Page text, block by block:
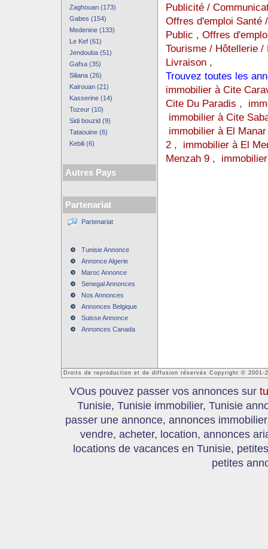
Zaghouan (173)
Gabes (154)
Medenine (133)
Le Kef (61)
Jendouba (51)
Gafsa (35)
Siliana (26)
Kairouan (21)
Kasserine (14)
Tozeur (10)
Sidi bouzid (9)
Tataouine (6)
Kebili (6)
Autres Pays
Partenariat
Partenariat
Tunisie Annonce
Annonce Algerie
Maroc Annonce
Senegal Annonces
Nos Annonces
Annonces Belgique
Suisse Annonce
Annonces Canada
Publicité /
Offres d'emploi Santé
Public , Offres
Tourisme / Hôtellerie
Livraison ,
Trouvez toutes les
immobilier à Cite
Cite Du Paradis ,
immobilier à Cite
immobilier à El Manar
2, immobilier à El
Menzah 9,
Droits de reproduction et de diffusion réservés Copyright © 2001-
VOus pouvez passer vos annonces sur
Tunisie, Tunisie immobilier, Tunisie
passer une annonce, annonces
vendre, acheter, location, annonces
locations de vacances en Tunisie,
petites